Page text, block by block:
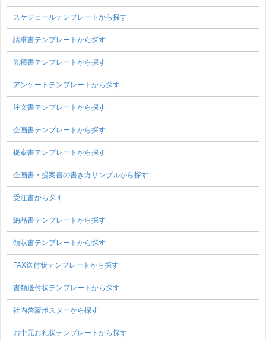
スケジュールテンプレートから探す
請求書テンプレートから探す
見積書テンプレートから探す
アンケートテンプレートから探す
注文書テンプレートから探す
企画書テンプレートから探す
提案書テンプレートから探す
企画書・提案書の書き方サンプルから探す
受注書から探す
納品書テンプレートから探す
領収書テンプレートから探す
FAX送付状テンプレートから探す
書類送付状テンプレートから探す
社内啓蒙ポスターから探す
お中元お礼状テンプレートから探す